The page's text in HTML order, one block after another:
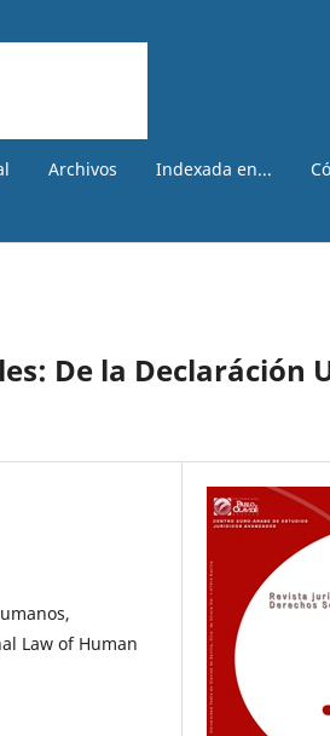
Archivos Indexada en...
De la Declaráción
Law of Human